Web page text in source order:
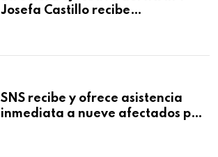
Josefa Castillo recibe
SNS recibe y ofrece asistencia
inmediata a nueve afectados por